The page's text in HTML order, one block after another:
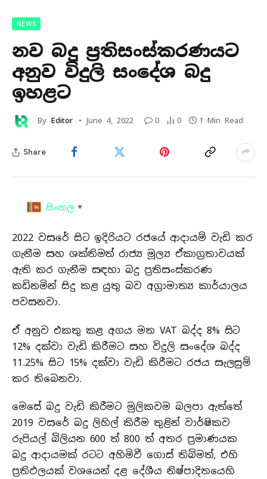
NEWS
නව බදු ප්‍රතිසංස්කරණයට
අනුව විදුලි සංදේශ බදු
ඉහළට
By Editor June 4, 2022 0 0 1 Min Read
Share
සිංහල ▼
2022 වසරේ සිට ඉදිරියට රජයේ ආදායම් වැඩි කර
ගැනීම සහ ශක්තිමත් රාජ්‍ය මූල්‍ය ඒකාග්‍රතාවයක්
ඇති කර ගැනීම සඳහා බදු ප්‍රතිසංස්කරණ
කඩිනමින් සිදු කළ යුතු බව අග්‍රාමාත්‍ය කාර්යාලය
පවසනවා.
ඒ අනුව එකතු කළ අගය මත VAT බද්ද 8% සිට
12% දක්වා වැඩි කිරීමට සහ විදුලි සංදේශ බද්ද
11.25% සිට 15% දක්වා වැඩි කිරීමට රජය සැලසුම්
කර තිබෙනවා.
මෙසේ බදු වැඩි කිරීමට මුලිකවම බලපා ඇත්තේ
2019 වසරේ බදු ලිහිල් කිරීම තුළින් වාර්ෂිකව
රුපියල් බිලියන 600 ත් 800 ත් අතර ප්‍රමාණයක
බදු ආදායමක් රටට අහිමිවී ගොස් තිබිමත්, එහි
ප්‍රතිඵලයක් වශයෙන් දළ දේශීය නිෂ්පාදිතයෙහි